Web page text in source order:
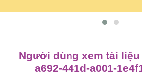
Người dùng xem tài liệu
a692-441d-a001-